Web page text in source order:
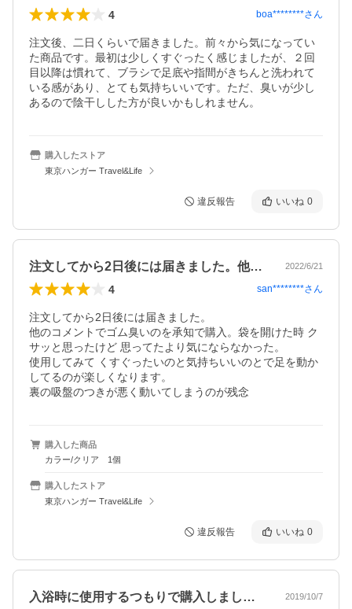
4 boa********さん
注文後、二日くらいで届きました。前々から気になってい
た商品です。最初は少しくすぐったく感じましたが、２回
目以降は慣れて、ブラシで足底や指間がきちんと洗われて
いる感があり、とても気持ちいいです。ただ、臭いが少し
あるので陰干しした方が良いかもしれません。
購入したストア
東京ハンガー Travel&Life
違反報告 いいね 0
注文してから2日後には届きました。他の… 2022/6/21
4 san********さん
注文してから2日後には届きました。
他のコメントでゴム臭いのを承知で購入。袋を開けた時 ク
サッと思ったけど 思ってたより気にならなかった。
使用してみて くすぐったいのと気持ちいいのとで足を動か
してるのが楽しくなります。
裏の吸盤のつきが悪く動いてしまうのが残念
購入した商品
カラー/クリア 1個
購入したストア
東京ハンガー Travel&Life
違反報告 いいね 0
入浴時に使用するつもりで購入しました。… 2019/10/7